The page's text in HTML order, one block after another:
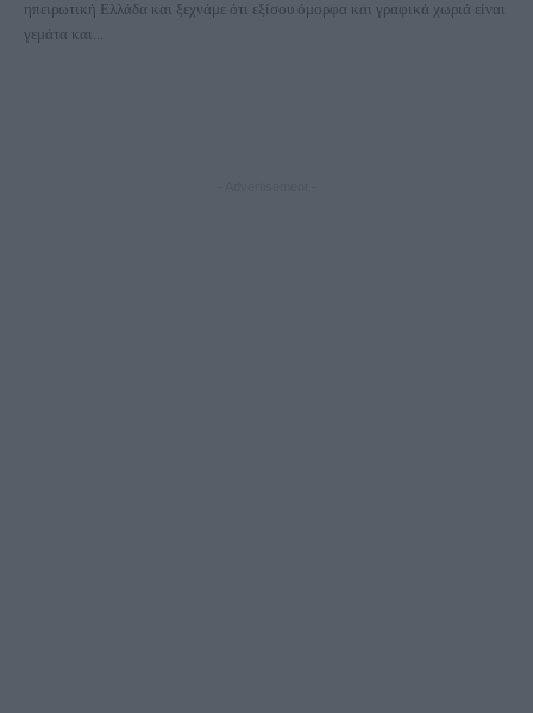
ηπειρωτική Ελλάδα και ξεχνάμε ότι εξίσου όμορφα και γραφικά χωριά είναι
γεμάτα και...